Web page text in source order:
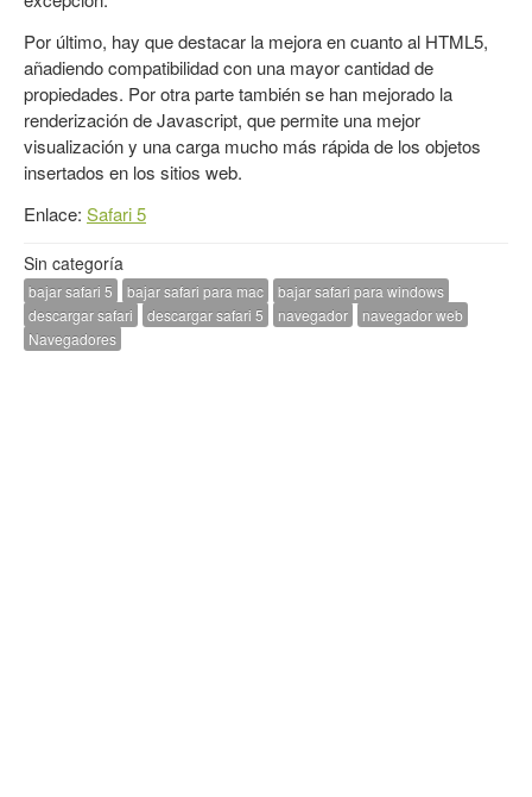
Por último, hay que destacar la mejora en cuanto al HTML5,
añadiendo compatibilidad con una mayor cantidad de
propiedades. Por otra parte también se han mejorado la
renderización de Javascript, que permite una mejor
visualización y una carga mucho más rápida de los objetos
insertados en los sitios web.
Enlace: Safari 5
Sin categoría
bajar safari 5 bajar safari para mac
bajar safari para windows
descargar safari
descargar safari 5 navegador
navegador web
Navegadores